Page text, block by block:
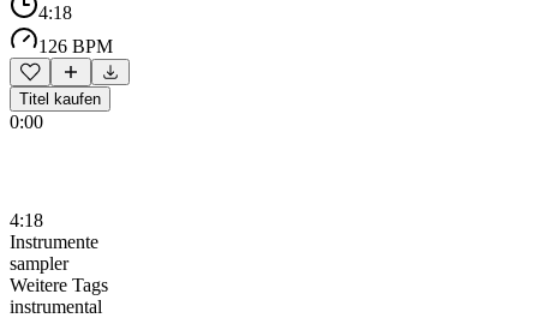
4:18
126 BPM
Titel kaufen
0:00
4:18
Instrumente
sampler
Weitere Tags
instrumental